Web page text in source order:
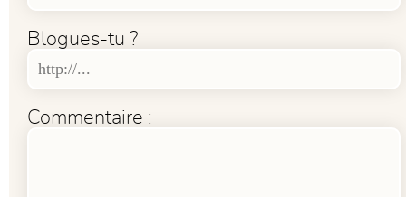
Blogues-tu ?
Commentaire :